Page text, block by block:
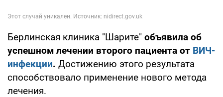
Берлинская клиника "Шарите" объявила об
успешном лечении второго пациента от ВИЧ-
инфекции. Достижению этого результата
способствовало применение нового метода
лечения.